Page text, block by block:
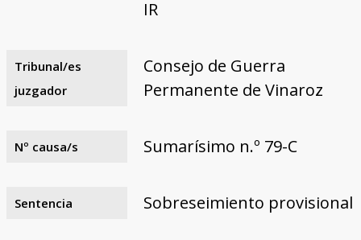
IR
Tribunal/es
juzgador
Consejo de Guerra
Permanente de Vinaroz
Nº causa/s Sumarísimo n.º 79-C
Sentencia Sobreseimiento provisional